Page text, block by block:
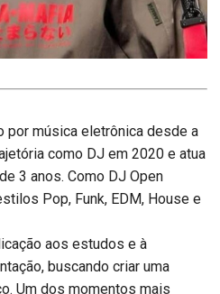
por música eletrônica desde a
como DJ em 2020 e atua
3 anos. Como DJ Open
Pop, Funk, EDM, House e
aos estudos e à
buscando criar uma
Um dos momentos mais